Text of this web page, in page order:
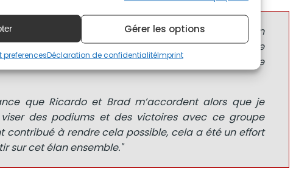
Gérer les options
preferencesDéclaration de confidentialitéImprint
la saison complète de la NTT INDYCAR SERIES en
de l’équipe. "Après l’excitation et le succès que
la course de Milwaukee, cela semble être l’étape
que Ricardo et Brad m’accordent alors que je
des podiums et des victoires avec ce groupe
contribué à rendre cela possible, cela a été un effort
sur cet élan ensemble."